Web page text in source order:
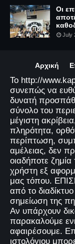
Οι
July
Αρχική
Το http://
συνεπώς να
δυνατή
σύνολο του
μέγιστη
πληρότητα,
περίπτωση,
αμέλειας, δεν
οιαδήποτε
χρήστη εξ
μας τόπου.
από το
σημείωση της
Αν υπάρχουν
παρακαλούμε
αφαιρέσουμε.
ιστολόγιου